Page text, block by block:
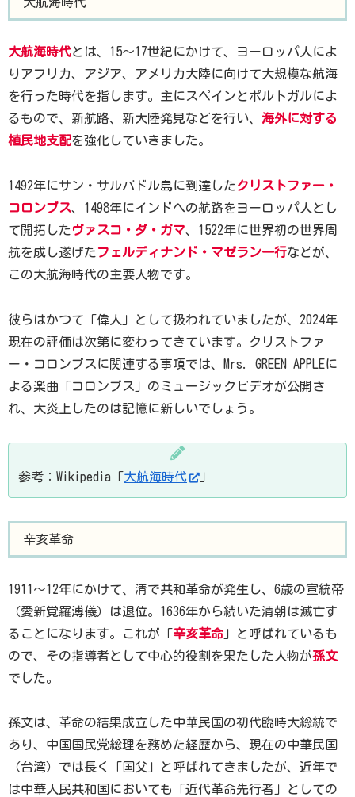
大航海時代とは、15～17世紀にかけて、ヨーロッパ人によ
りアフリカ、アジア、アメリカ大陸に向けて大規模な航海
を行った時代を指します。主にスペインとポルトガルによ
るもので、新航路、新大陸発見などを行い、 海外に対する
植民地支配を強化していきました。
1492年にサン・サルバドル島に到達した クリストファー・
コロンブス、1498年にインドへの航路をヨーロッパ人とし
て開拓した ヴァスコ・ダ・ガマ、1522年に世界初の世界周
航を成し遂げた フェルディナンド・マゼラン一行などが、
この大航海時代の主要人物です。
彼らはかつて「偉人」として扱われていましたが、2024年
現在の評価は次第に変わってきています。クリストファ
ー・コロンブスに関連する事項では、Mrs. GREEN APPLEに
よる楽曲「コロンブス」のミュージックビデオが公開さ
れ、大炎上したのは記憶に新しいでしょう。
参考：Wikipedia「大航海時代 」
辛亥革命
1911～12年にかけて、清で共和革命が発生し、6歳の宣統帝
（愛新覚羅溥儀）は退位。1636年から続いた清朝は滅亡す
ることになります。これが「辛亥革命 」と呼ばれているも
ので、その指導者として中心的役割を果たした人物が孫文
でした。
孫文は、革命の結果成立した中華民国の初代臨時大総統で
あり、中国国民党総理を務めた経歴から、現在の中華民国
（台湾）では長く「国父」と呼ばれてきましたが、近年で
は中華人民共和国においても「近代革命先行者」としての